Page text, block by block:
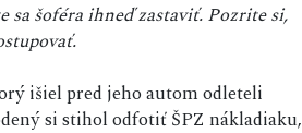
sa šoféra ihneď zastaviť. Pozrite si,
išiel pred jeho autom odleteli
si stihol odfotiť ŠPZ nákladiaku,